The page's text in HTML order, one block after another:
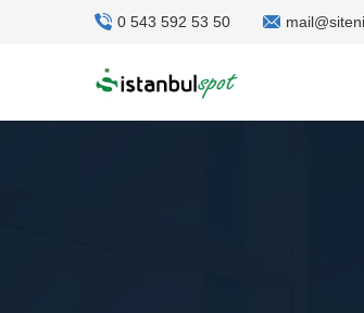
0 543 592 53 50